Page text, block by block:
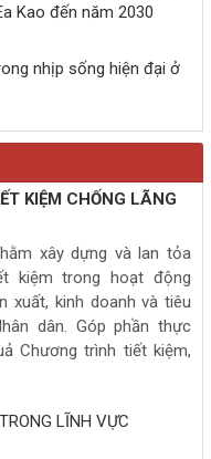
KHỎE LÂU DÀI
PHÍ CHO HƠN 850
TAI, BẢO ĐẢM AN
TRẢI NGHIỆM LỄ HỘI
TÁC BẢO ĐẢM AN
gia cuộc thi tuyên
năm 2025
Kao đến năm 2030
nhịp sống hiện đại ở
KIỆM CHỐNG LÃNG
xây dựng và lan tỏa
kiệm trong hoạt động
xuất, kinh doanh và tiêu
dân. Góp phần thực
Chương trình tiết kiệm,
LĨNH VỰC